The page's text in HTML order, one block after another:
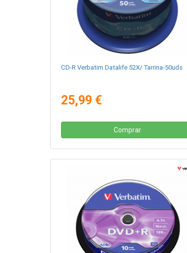
CD-R Verbatim Datalife 52X/ Tarrina-50uds
25,99 €
Comprar